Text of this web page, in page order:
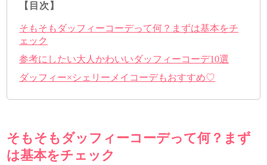
【目次】
そもそもダッフィーコーデって何？まずは基本をチ
ェック
参考にしたい大人かわいいダッフィーコーデ10選
ダッフィー×シェリーメイコーデもおすすめ♡
そもそもダッフィーコーデって何？まず
は基本をチェック